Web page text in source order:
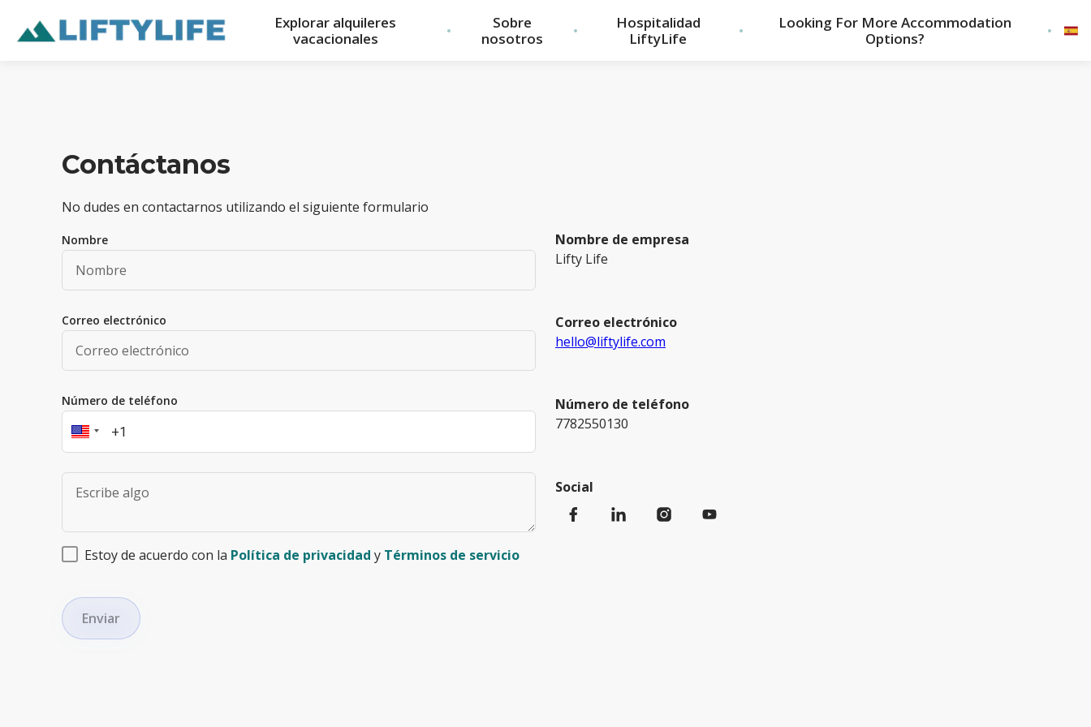
Explorar alquileres
vacacionales
Sobre
nosotros
Hospitalidad
LiftyLife
Looking For More Accommodation
Options?
Contáctanos
No dudes en contactarnos utilizando el siguiente formulario
Nombre
Correo electrónico
Número de teléfono
Nombre de empresa
Lifty Life
Correo electrónico
hello@liftylife.com
Número de teléfono
7782550130
Social
Estoy de acuerdo con la Política de privacidad y Términos de servicio
Enviar